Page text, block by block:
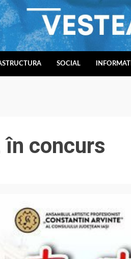
SOCIAL
concurs